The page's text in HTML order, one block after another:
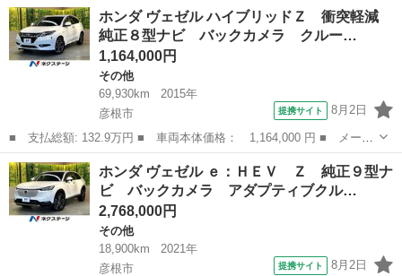
11.6）
ホンダ ヴェゼル ハイブリッドＺ 衝突軽減
純正８型ナビ バックカメラ クルー…
1,164,000円
その他
69,930km
2015年
彦根市
提携サイト 8月2日
■ 支払総額: 132.9万円 ■ 車両本体価格： 1,164,000 円 ■ メーカ
ー名： ホンダ ■ 車種名： ヴェゼル ■ グレード名： ハイブリ
ッドＺ 衝突軽減 純正８型ナビ バックカメラ クルーズコントロ
ール シ...
滋賀 彦根市 その他
ホンダ ヴェゼル ｅ：ＨＥＶ Ｚ 純正９型ナ
ビ バックカメラ アダプティブクル…
2,768,000円
その他
18,900km
2021年
彦根市
提携サイト 8月2日